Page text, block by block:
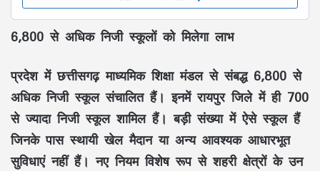
6,800 से अधिक निजी स्कूलों को मिलेगा लाभ
प्रदेश में छत्तीसगढ़ माध्यमिक शिक्षा मंडल से संबद्ध 6,800 से
अधिक निजी स्कूल संचालित हैं। इनमें रायपुर जिले में ही 700
से ज्यादा निजी स्कूल शामिल हैं। बड़ी संख्या में ऐसे स्कूल हैं
जिनके पास स्थायी खेल मैदान या अन्य आवश्यक आधारभूत
सुविधाएं नहीं हैं। नए नियम विशेष रूप से शहरी क्षेत्रों के उन